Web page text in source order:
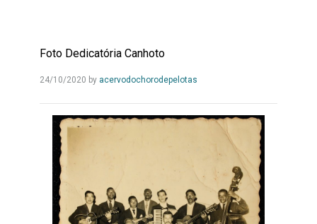
Foto Dedicatória Canhoto
24/10/2020 by acervodochorodepelotasLeia